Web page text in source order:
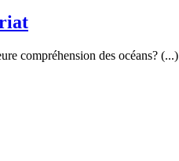
compréhension des océans? (...)